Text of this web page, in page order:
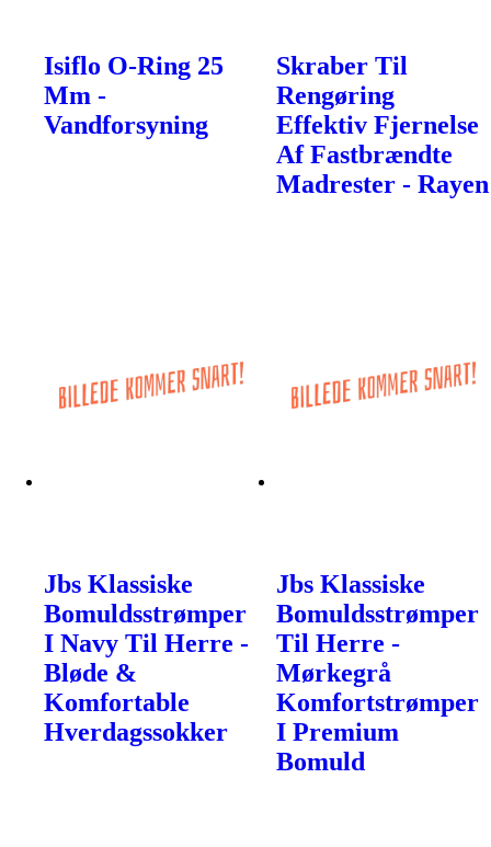
Isiflo O-Ring 25
Mm -
Vandforsyning
Skraber Til
Rengøring
Effektiv Fjernelse
Af Fastbrændte
Madrester - Rayen
Jbs Klassiske
Bomuldsstrømper
I Navy Til Herre -
Bløde &
Komfortable
Hverdagssokker
Jbs Klassiske
Bomuldsstrømper
Til Herre -
Mørkegrå
Komfortstrømper
I Premium
Bomuld